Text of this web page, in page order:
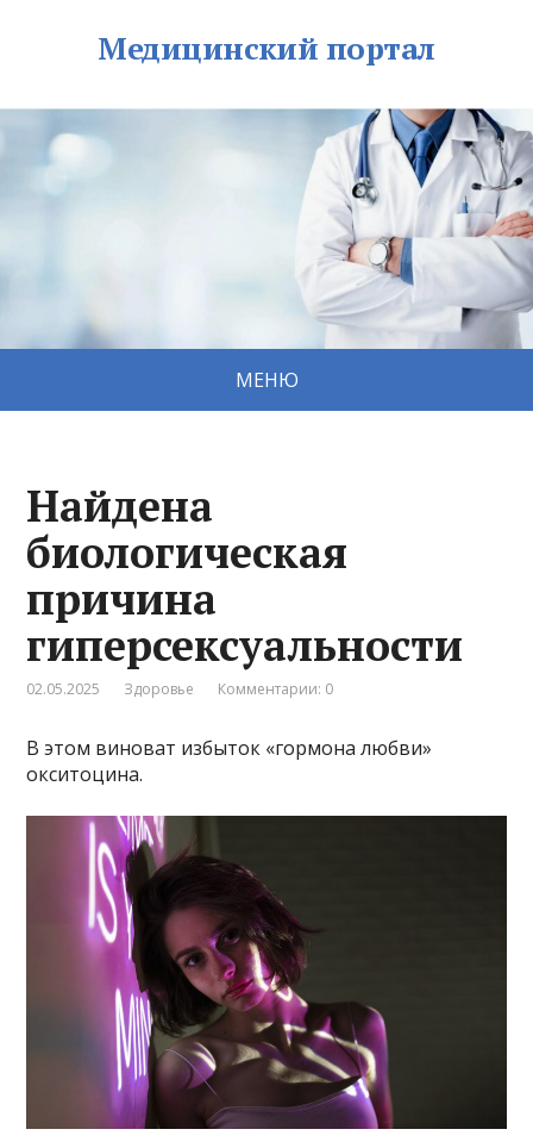
Медицинский портал
МЕНЮ
Найдена
биологическая
причина
гиперсексуальности
02.05.2025 Здоровье Комментарии: 0
В этом виноват избыток «гормона любви»
окситоцина.